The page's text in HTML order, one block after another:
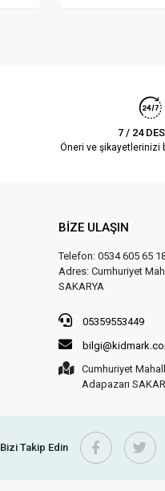
7 / 24
Öneri ve şikayetlerinizi
BİZE ULAŞIN
Telefon: 0534 605 65
Adres: Cumhuriyet
SAKARYA
05359553449
Cumhuriyet
Adapazarı
Bizi Takip Edin